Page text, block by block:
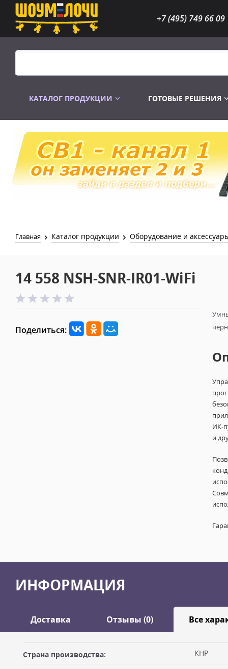
+7 (495) 749 66 09
КАТАЛОГ ПРОДУКЦИИ
Распродажа Лампы
ГОТОВЫЕ РЕШЕНИЯ
Главная Каталог продукции Оборудование и
14 558 NSH-SNR-IR01-WiFi
Поделиться:
ИК-
и
ИНФОРМАЦИЯ
Доставка Отзывы (0) Все
ДОСТАВКА
Оставить отзыв
Страна производства: КНР